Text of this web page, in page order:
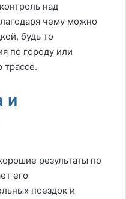
над
чему можно
будь то
по городу или
трассе.
и
результаты по
его
поездок и